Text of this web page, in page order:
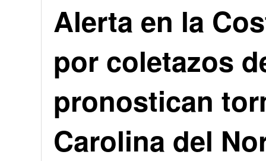
Alerta en la
por coletazos
pronostican
Carolina del